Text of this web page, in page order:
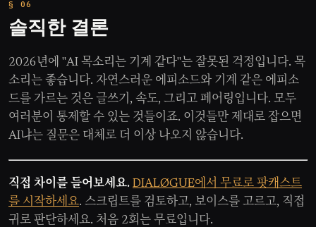
솔직한 결론
2026년에 "AI 목소리는 기계 같다"는 잘못된 걱정입니다. 목
소리는 좋습니다. 자연스러운 에피소드와 기계 같은 에피소
드를 가르는 것은 글쓰기, 속도, 그리고 페어링입니다. 모두
여러분이 통제할 수 있는 것들이죠. 이것들만 제대로 잡으면
AI냐는 질문은 대체로 더 이상 나오지 않습니다.
직접 차이를 들어보세요. DIALØGUE에서 무료로 팟캐스트
를 시작하세요. 스크립트를 검토하고, 보이스를 고르고, 직접
귀로 판단하세요. 처음 2회는 무료입니다.